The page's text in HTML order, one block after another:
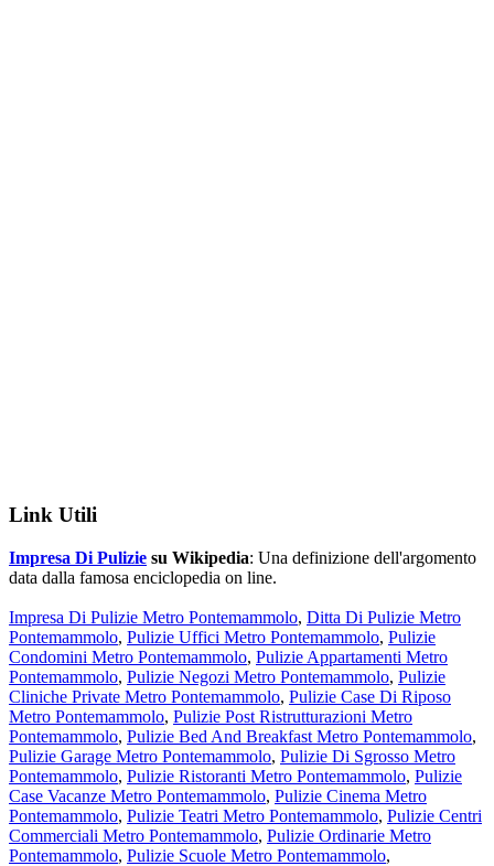
Link Utili
Impresa Di Pulizie su Wikipedia: Una definizione dell'argomento
data dalla famosa enciclopedia on line.
Impresa Di Pulizie Metro Pontemammolo, Ditta Di Pulizie Metro
Pontemammolo, Pulizie Uffici Metro Pontemammolo, Pulizie
Condomini Metro Pontemammolo, Pulizie Appartamenti Metro
Pontemammolo, Pulizie Negozi Metro Pontemammolo, Pulizie
Cliniche Private Metro Pontemammolo, Pulizie Case Di Riposo
Metro Pontemammolo, Pulizie Post Ristrutturazioni Metro
Pontemammolo, Pulizie Bed And Breakfast Metro Pontemammolo,
Pulizie Garage Metro Pontemammolo, Pulizie Di Sgrosso Metro
Pontemammolo, Pulizie Ristoranti Metro Pontemammolo, Pulizie
Case Vacanze Metro Pontemammolo, Pulizie Cinema Metro
Pontemammolo, Pulizie Teatri Metro Pontemammolo, Pulizie Centri
Commerciali Metro Pontemammolo, Pulizie Ordinarie Metro
Pontemammolo, Pulizie Scuole Metro Pontemammolo,